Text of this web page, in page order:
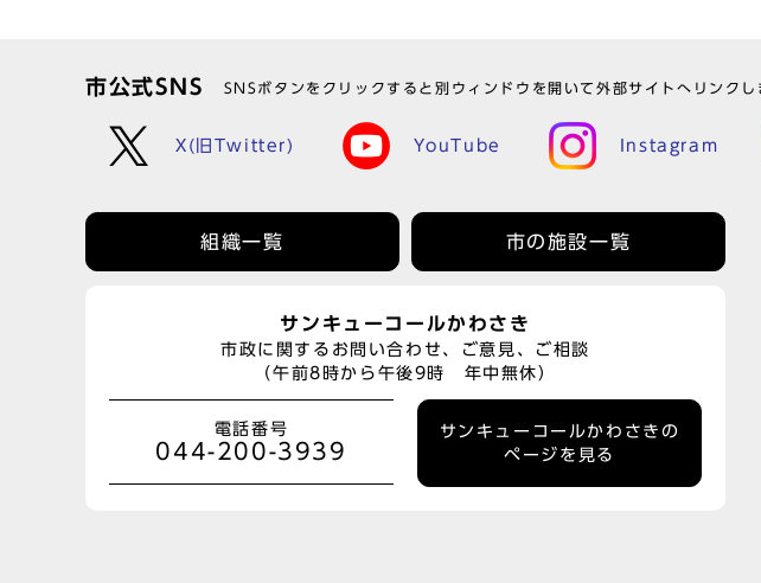
市公式SNS SNSボタンをクリックすると別ウィンドウを開いて外部サイトへリンクし
X(旧Twitter) YouTube Instagram
組織一覧 市の施設一覧
サンキューコールかわさき
市政に関するお問い合わせ、ご意見、ご相談
（午前8時から午後9時 年中無休）
電話番号
044-200-3939
サンキューコールかわさきの
ページを見る